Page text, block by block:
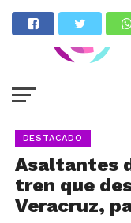
DESTACADO
Asaltantes
tren que
Veracruz,